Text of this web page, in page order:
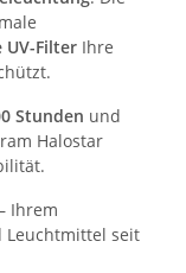
Filter Ihre
Stunden und
Halostar
Ihrem
Leuchtmittel seit